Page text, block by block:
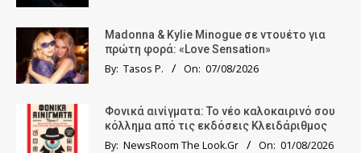
Madonna & Kylie Minogue σε ντουέτο για
πρώτη φορά: «Love Sensation»
By: Tasos P. On: 07/08/2026
Φονικά αινίγματα: Το νέο καλοκαιρινό σου
κόλλημα από τις εκδόσεις Κλειδάριθμος
By: NewsRoom The Look.Gr On: 01/08/2026